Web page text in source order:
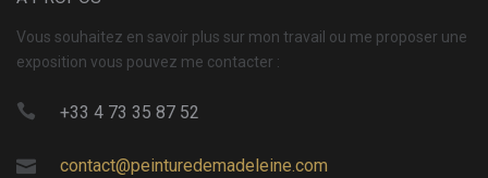
Vous souhaitez en savoir plus sur mon travail ou me proposer une
exposition vous pouvez me contacter :
+33 4 73 35 87 52
contact@peinturedemadeleine.com